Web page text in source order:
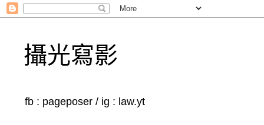
攝光寫影
fb : pageposer / ig : law.yt